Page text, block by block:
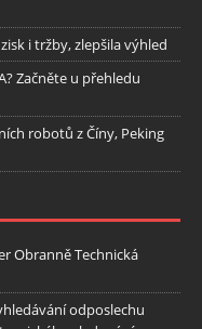
i tržby, zlepšila výhled
Začněte u přehledu
robotů z Číny, Peking
Obranně Technická
odposlechu